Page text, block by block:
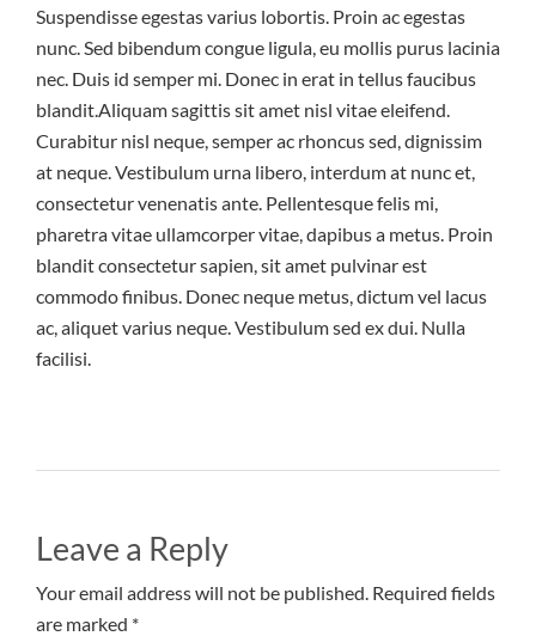
Suspendisse egestas varius lobortis. Proin ac egestas
nunc. Sed bibendum congue ligula, eu mollis purus lacinia
nec. Duis id semper mi. Donec in erat in tellus faucibus
blandit.Aliquam sagittis sit amet nisl vitae eleifend.
Curabitur nisl neque, semper ac rhoncus sed, dignissim
at neque. Vestibulum urna libero, interdum at nunc et,
consectetur venenatis ante. Pellentesque felis mi,
pharetra vitae ullamcorper vitae, dapibus a metus. Proin
blandit consectetur sapien, sit amet pulvinar est
commodo finibus. Donec neque metus, dictum vel lacus
ac, aliquet varius neque. Vestibulum sed ex dui. Nulla
facilisi.
Leave a Reply
Your email address will not be published. Required fields
are marked *